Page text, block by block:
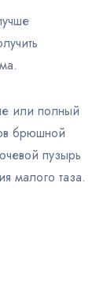
или полный
брюшной
пузырь
малого таза.